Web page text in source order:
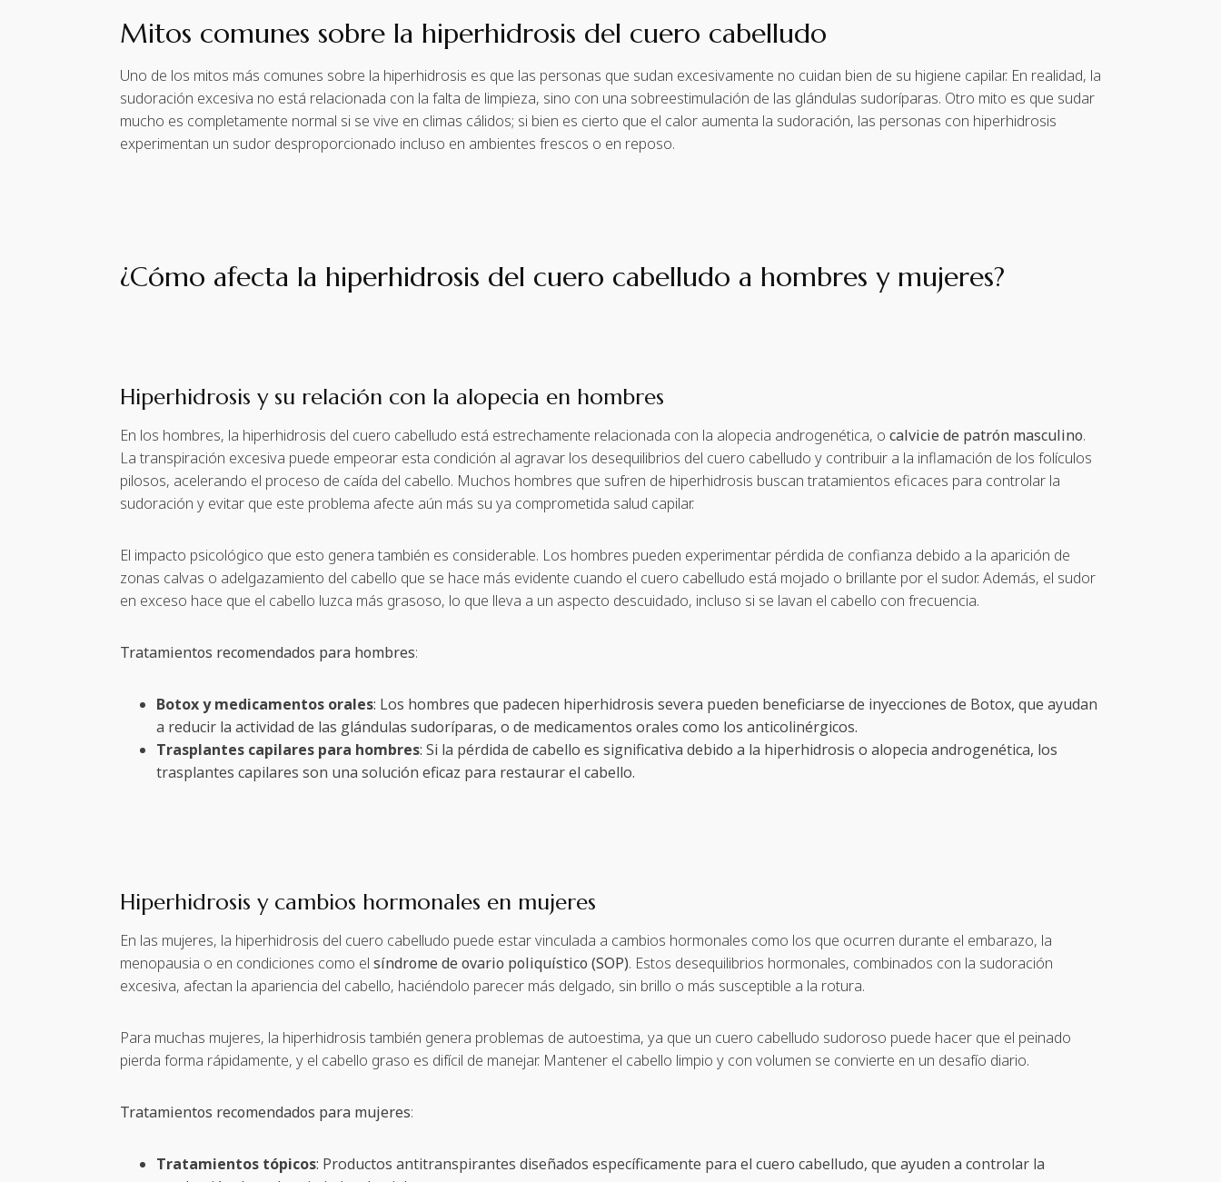
Mitos comunes sobre la hiperhidrosis del cuero cabelludo
Uno de los mitos más comunes sobre la hiperhidrosis es que las personas que sudan excesivamente no cuidan bien de su higiene capilar. En realidad, la
sudoración excesiva no está relacionada con la falta de limpieza, sino con una sobreestimulación de las glándulas sudoríparas. Otro mito es que sudar
mucho es completamente normal si se vive en climas cálidos; si bien es cierto que el calor aumenta la sudoración, las personas con hiperhidrosis
experimentan un sudor desproporcionado incluso en ambientes frescos o en reposo.
¿Cómo afecta la hiperhidrosis del cuero cabelludo a hombres y mujeres?
Hiperhidrosis y su relación con la alopecia en hombres
En los hombres, la hiperhidrosis del cuero cabelludo está estrechamente relacionada con la alopecia androgenética, o calvicie de patrón masculino.
La transpiración excesiva puede empeorar esta condición al agravar los desequilibrios del cuero cabelludo y contribuir a la inflamación de los folículos
pilosos, acelerando el proceso de caída del cabello. Muchos hombres que sufren de hiperhidrosis buscan tratamientos eficaces para controlar la
sudoración y evitar que este problema afecte aún más su ya comprometida salud capilar.
El impacto psicológico que esto genera también es considerable. Los hombres pueden experimentar pérdida de confianza debido a la aparición de
zonas calvas o adelgazamiento del cabello que se hace más evidente cuando el cuero cabelludo está mojado o brillante por el sudor. Además, el sudor
en exceso hace que el cabello luzca más grasoso, lo que lleva a un aspecto descuidado, incluso si se lavan el cabello con frecuencia.
Tratamientos recomendados para hombres:
Botox y medicamentos orales: Los hombres que padecen hiperhidrosis severa pueden beneficiarse de inyecciones de Botox, que ayudan
a reducir la actividad de las glándulas sudoríparas, o de medicamentos orales como los anticolinérgicos.
Trasplantes capilares para hombres: Si la pérdida de cabello es significativa debido a la hiperhidrosis o alopecia androgenética, los
trasplantes capilares son una solución eficaz para restaurar el cabello.
Hiperhidrosis y cambios hormonales en mujeres
En las mujeres, la hiperhidrosis del cuero cabelludo puede estar vinculada a cambios hormonales como los que ocurren durante el embarazo, la
menopausia o en condiciones como el síndrome de ovario poliquístico (SOP). Estos desequilibrios hormonales, combinados con la sudoración
excesiva, afectan la apariencia del cabello, haciéndolo parecer más delgado, sin brillo o más susceptible a la rotura.
Para muchas mujeres, la hiperhidrosis también genera problemas de autoestima, ya que un cuero cabelludo sudoroso puede hacer que el peinado
pierda forma rápidamente, y el cabello graso es difícil de manejar. Mantener el cabello limpio y con volumen se convierte en un desafío diario.
Tratamientos recomendados para mujeres:
Tratamientos tópicos: Productos antitranspirantes diseñados específicamente para el cuero cabelludo, que ayuden a controlar la